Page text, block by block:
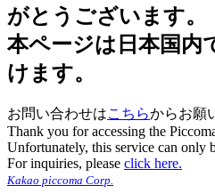
がとうございます。
本ページは日本国内
けます。
お問い合わせはこちらからお願
Thank you for accessing the
Unfortunately, this service can only
For inquiries, please click here.
Kakao piccoma Corp.